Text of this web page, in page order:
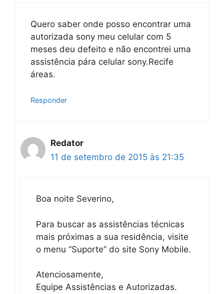
Quero saber onde posso encontrar uma
autorizada sony meu celular com 5
meses deu defeito e não encontrei uma
assistência pára celular sony.Recife
áreas.
Responder
Redator
11 de setembro de 2015 às 21:35
Boa noite Severino,
Para buscar as assistências técnicas
mais próximas a sua residência, visite
o menu “Suporte” do site Sony Mobile.
Atenciosamente,
Equipe Assistências e Autorizadas.